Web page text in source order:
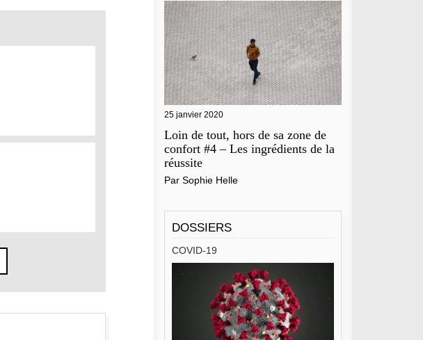
25 janvier 2020
Loin de tout, hors de sa zone de
confort #4 – Les ingrédients de la
réussite
Par Sophie Helle
DOSSIERS
COVID-19